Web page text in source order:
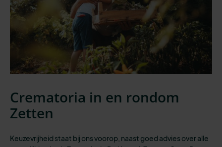
Crematoria in en rondom
Zetten
Keuzevrijheid staat bij ons voorop, naast goed advies over alle